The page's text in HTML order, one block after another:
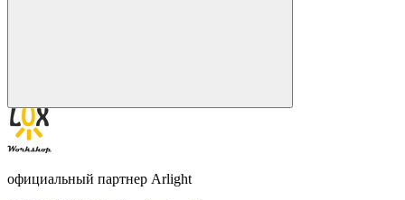
официальный партнер Arlight